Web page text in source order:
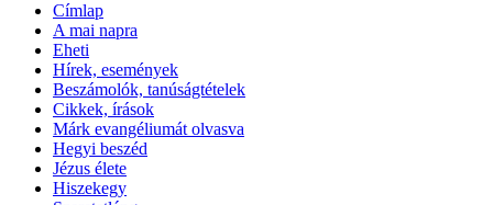
Címlap
A mai napra
Eheti
Hírek, események
Beszámolók, tanúságtételek
Cikkek, írások
Márk evangéliumát olvasva
Hegyi beszéd
Jézus élete
Hiszekegy